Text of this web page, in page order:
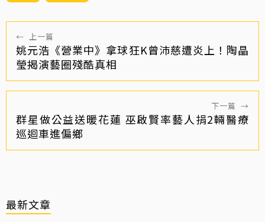
← 上一篇
姚元浩《營業中》拿球狂K曾沛慈遭炎上！陶晶
瑩揭演藝圈殘酷真相
下一篇 →
群星做公益送暖花蓮 巫啟賢率藝人捐2輛醫療
巡迴車進偏鄉
最新文章